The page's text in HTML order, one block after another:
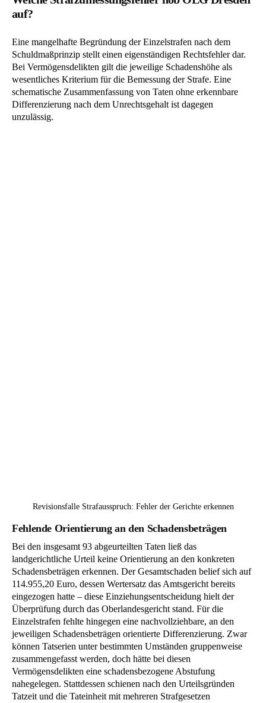
auf?
Eine mangelhafte Begründung der Einzelstrafen nach dem
Schuldmaßprinzip stellt einen eigenständigen Rechtsfehler dar.
Bei Vermögensdelikten gilt die jeweilige Schadenshöhe als
wesentliches Kriterium für die Bemessung der Strafe. Eine
schematische Zusammenfassung von Taten ohne erkennbare
Differenzierung nach dem Unrechtsgehalt ist dagegen
unzulässig.
Revisionsfalle Strafausspruch: Fehler der Gerichte erkennen
Fehlende Orientierung an den Schadensbeträgen
Bei den insgesamt 93 abgeurteilten Taten ließ das
landgerichtliche Urteil keine Orientierung an den konkreten
Schadensbeträgen erkennen. Der Gesamtschaden belief sich auf
114.955,20 Euro, dessen Wertersatz das Amtsgericht bereits
eingezogen hatte – diese Einziehungsentscheidung hielt der
Überprüfung durch das Oberlandesgericht stand. Für die
Einzelstrafen fehlte hingegen eine nachvollziehbare, an den
jeweiligen Schadensbeträgen orientierte Differenzierung. Zwar
können Tatserien unter bestimmten Umständen gruppenweise
zusammengefasst werden, doch hätte bei diesen
Vermögensdelikten eine schadensbezogene Abstufung
nahegelegen. Stattdessen schienen nach den Urteilsgründen
Tatzeit und die Tateinheit mit mehreren Strafgesetzen